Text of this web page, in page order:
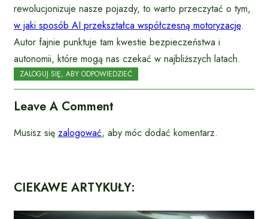
rewolucjonizuje nasze pojazdy, to warto przeczytać o tym,
w jaki sposób AI przekształca współczesną motoryzację.
Autor fajnie punktuje tam kwestie bezpieczeństwa i
autonomii, które mogą nas czekać w najbliższych latach.
ZALOGUJ SIĘ, ABY ODPOWIEDZIEĆ
Leave A Comment
Musisz się zalogować, aby móc dodać komentarz.
CIEKAWE ARTYKUŁY: